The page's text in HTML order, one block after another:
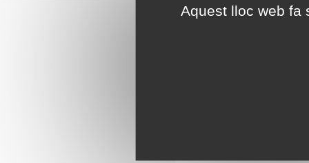
Aquest lloc web fa